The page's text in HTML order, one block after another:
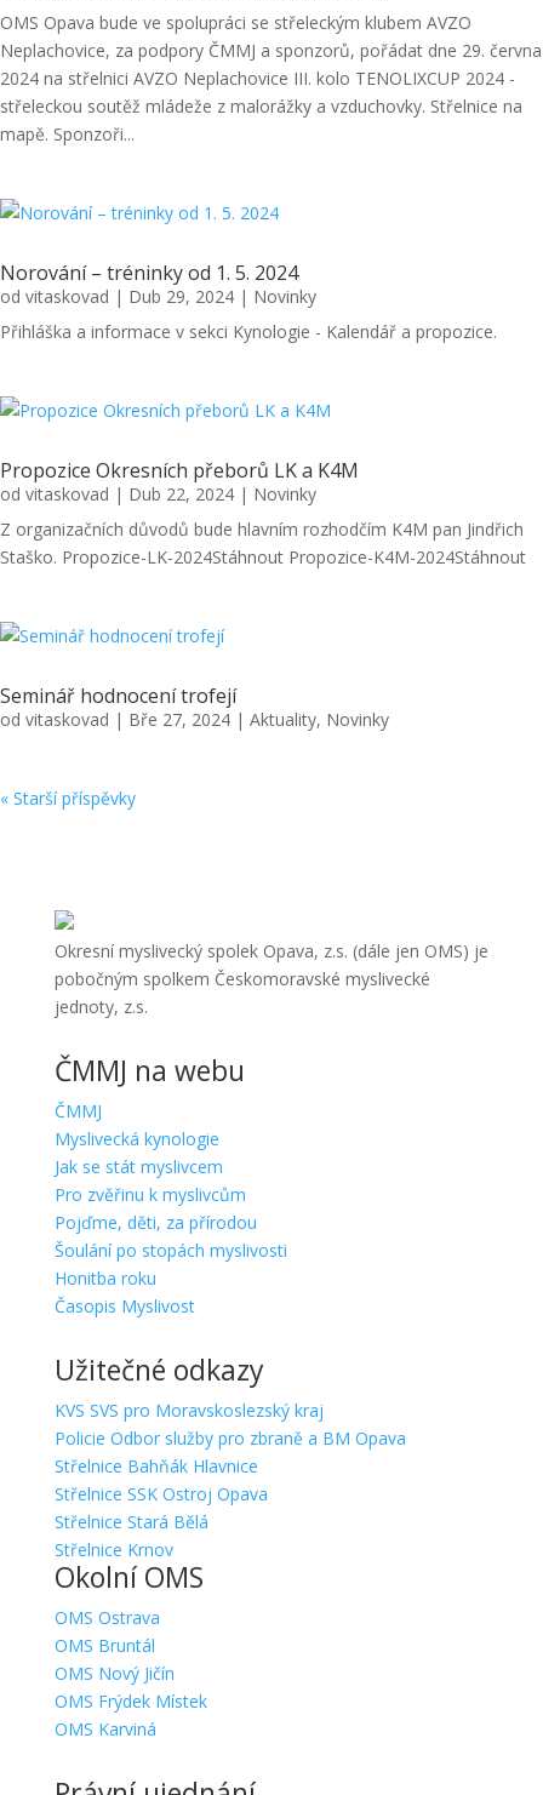
OMS Opava bude ve spolupráci se střeleckým klubem AVZO
Neplachovice, za podpory ČMMJ a sponzorů, pořádat dne 29. června
2024 na střelnici AVZO Neplachovice III. kolo TENOLIXCUP 2024 -
střeleckou soutěž mládeže z malorážky a vzduchovky. Střelnice na
mapě. Sponzoři...
Norování – tréninky od 1. 5. 2024
od vitaskovad | Dub 29, 2024 | Novinky
Přihláška a informace v sekci Kynologie - Kalendář a propozice.
Propozice Okresních přeborů LK a K4M
od vitaskovad | Dub 22, 2024 | Novinky
Z organizačních důvodů bude hlavním rozhodčím K4M pan Jindřich
Staško. Propozice-LK-2024Stáhnout Propozice-K4M-2024Stáhnout
Seminář hodnocení trofejí
od vitaskovad | Bře 27, 2024 | Aktuality, Novinky
« Starší příspěvky
Okresní myslivecký spolek Opava, z.s. (dále jen OMS) je
pobočným spolkem Českomoravské myslivecké
jednoty, z.s.
ČMMJ na webu
ČMMJ
Myslivecká kynologie
Jak se stát myslivcem
Pro zvěřinu k myslivcům
Pojďme, děti, za přírodou
Šoulání po stopách myslivosti
Honitba roku
Časopis Myslivost
Užitečné odkazy
KVS SVS pro Moravskoslezský kraj
Policie Odbor služby pro zbraně a BM Opava
Střelnice Bahňák Hlavnice
Střelnice SSK Ostroj Opava
Střelnice Stará Bělá
Střelnice Krnov
Okolní OMS
OMS Ostrava
OMS Bruntál
OMS Nový Jičín
OMS Frýdek Místek
OMS Karviná